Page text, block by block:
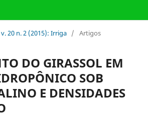
v. 20 n. 2 (2015): Irriga / Artigos
DO GIRASSOL EM
SOB
E DENSIDADES